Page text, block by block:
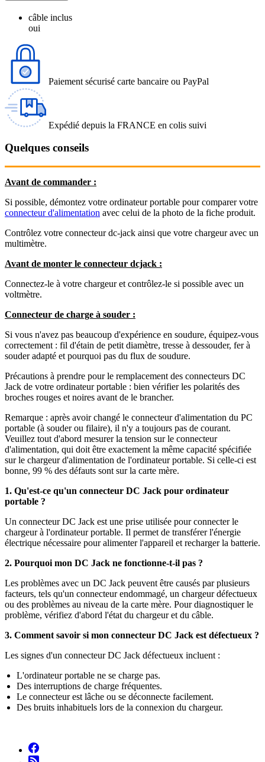
câble inclus
oui
Paiement sécurisé carte bancaire ou PayPal
Expédié depuis la FRANCE en colis suivi
Quelques conseils
Avant de commander :
Si possible, démontez votre ordinateur portable pour comparer votre
connecteur d'alimentation avec celui de la photo de la fiche produit.
Contrôlez votre connecteur dc-jack ainsi que votre chargeur avec un
multimètre.
Avant de monter le connecteur dcjack :
Connectez-le à votre chargeur et contrôlez-le si possible avec un
voltmètre.
Connecteur de charge à souder :
Si vous n'avez pas beaucoup d'expérience en soudure, équipez-vous
correctement : fil d'étain de petit diamètre, tresse à dessouder, fer à
souder adapté et pourquoi pas du flux de soudure.
Précautions à prendre pour le remplacement des connecteurs DC
Jack de votre ordinateur portable : bien vérifier les polarités des
broches rouges et noires avant de le brancher.
Remarque : après avoir changé le connecteur d'alimentation du PC
portable (à souder ou filaire), il n'y a toujours pas de courant.
Veuillez tout d'abord mesurer la tension sur le connecteur
d'alimentation, qui doit être exactement la même capacité spécifiée
sur le chargeur d'alimentation de l'ordinateur portable. Si celle-ci est
bonne, 99 % des défauts sont sur la carte mère.
1. Qu'est-ce qu'un connecteur DC Jack pour ordinateur
portable ?
Un connecteur DC Jack est une prise utilisée pour connecter le
chargeur à l'ordinateur portable. Il permet de transférer l'énergie
électrique nécessaire pour alimenter l'appareil et recharger la batterie.
2. Pourquoi mon DC Jack ne fonctionne-t-il pas ?
Les problèmes avec un DC Jack peuvent être causés par plusieurs
facteurs, tels qu'un connecteur endommagé, un chargeur défectueux
ou des problèmes au niveau de la carte mère. Pour diagnostiquer le
problème, vérifiez d'abord l'état du chargeur et du câble.
3. Comment savoir si mon connecteur DC Jack est défectueux ?
Les signes d'un connecteur DC Jack défectueux incluent :
L'ordinateur portable ne se charge pas.
Des interruptions de charge fréquentes.
Le connecteur est lâche ou se déconnecte facilement.
Des bruits inhabituels lors de la connexion du chargeur.